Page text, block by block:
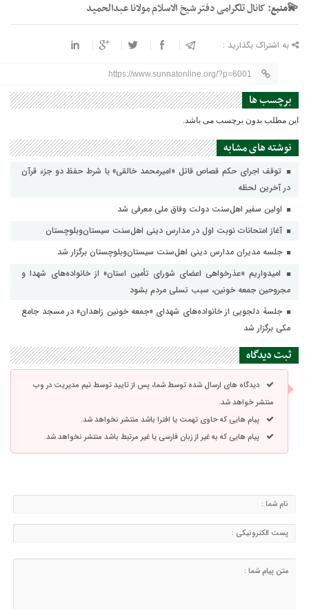
💫منبع:کانال تلگرامی دفتر شیخ الاسلام مولانا عبدالحمید
به اشتراک بگذارید :
https://www.sunnatonline.org/?p=6001
برچسب ها
این مطلب بدون برچسب می باشد.
نوشته های مشابه
توقف اجرای حکم قصاص قاتل «امیرمحمد خالقی» با شرط حفظ دو جزء قرآن
در آخرین لحظه
اولین سفیر اهل‌سنت دولت وفاق ملی معرفی شد
آغاز امتحانات نوبت اول در مدارس دینی اهل‌سنت سیستان‌وبلوچستان
جلسه مدیران مدارس دینی اهل‌سنت سیستان‌وبلوچستان برگزار شد
امیدواریم «عذرخواهی اعضای شورای تأمین استان» از خانواده‌های شهدا و
مجروحین جمعه خونین، سبب تسلی مردم بشود
جلسۀ دلجویی از خانواده‌های شهدای «جمعه خونین زاهدان» در مسجد جامع
مکی برگزار شد
ثبت دیدگاه
دیدگاه های ارسال شده توسط شما، پس از تایید توسط تیم مدیریت در وب
منتشر خواهد شد.
پیام هایی که حاوی تهمت یا افترا باشد منتشر نخواهد شد.
پیام هایی که به غیر از زبان فارسی یا غیر مرتبط باشد منتشر نخواهد شد.